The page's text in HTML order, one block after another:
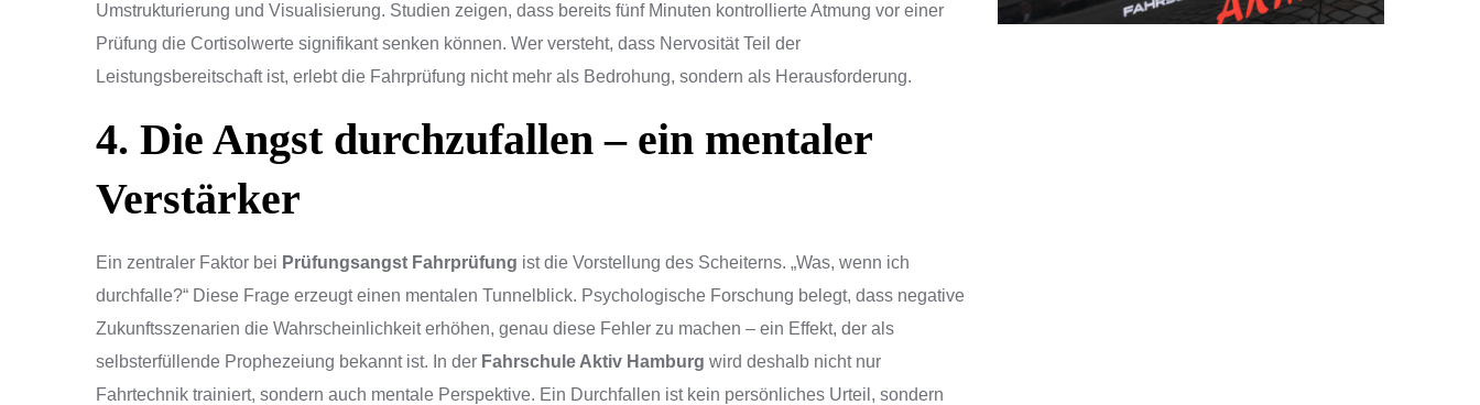
Umstrukturierung und Visualisierung. Studien zeigen, dass bereits fünf Minuten kontrollierte Atmung vor einer
Prüfung die Cortisolwerte signifikant senken können. Wer versteht, dass Nervosität Teil der
Leistungsbereitschaft ist, erlebt die Fahrprüfung nicht mehr als Bedrohung, sondern als Herausforderung.
4. Die Angst durchzufallen – ein mentaler
Verstärker
Ein zentraler Faktor bei Prüfungsangst Fahrprüfung ist die Vorstellung des Scheiterns. „Was, wenn ich
durchfalle?“ Diese Frage erzeugt einen mentalen Tunnelblick. Psychologische Forschung belegt, dass negative
Zukunftsszenarien die Wahrscheinlichkeit erhöhen, genau diese Fehler zu machen – ein Effekt, der als
selbsterfüllende Prophezeiung bekannt ist. In der Fahrschule Aktiv Hamburg wird deshalb nicht nur
Fahrtechnik trainiert, sondern auch mentale Perspektive. Ein Durchfallen ist kein persönliches Urteil, sondern